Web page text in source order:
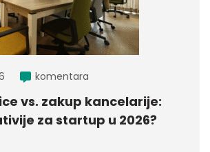
komentara
vs. zakup kancelarije:
za startup u 2026?